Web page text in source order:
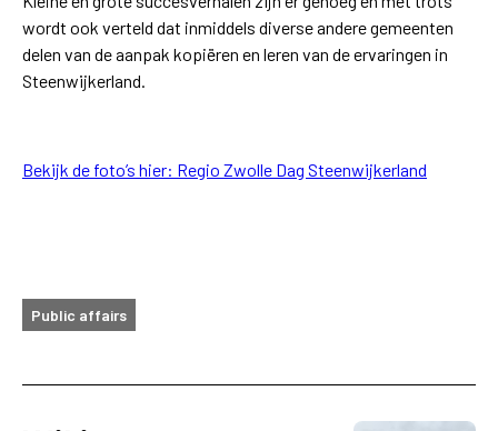
wordt ook verteld dat inmiddels diverse andere gemeenten
delen van de aanpak kopiëren en leren van de ervaringen in
Steenwijkerland.
Bekijk de foto’s hier: Regio Zwolle Dag Steenwijkerland
Public affairs